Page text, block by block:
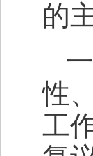
的
性
工